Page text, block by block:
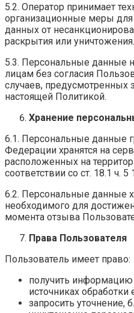
5.2. Оператор принимает
организационные меры
данных от
раскрытия или уничтожения.
5.3. Персональные данные
лицам без согласия
случаев, предусмотренных
настоящей Политикой.
Хранение
6.1. Персональные данные
Федерации хранятся на
расположенных на
соответствии со ст. 18.1 ч.
6.2. Персональные данные
необходимого для
момента отзыва
Права Пользователя
Пользователь имеет право:
получить информацию
источниках
запросить уточнение,